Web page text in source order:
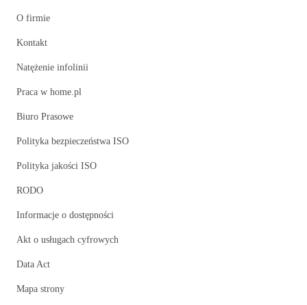
O firmie
Kontakt
Natężenie infolinii
Praca w home.pl
Biuro Prasowe
Polityka bezpieczeństwa ISO
Polityka jakości ISO
RODO
Informacje o dostępności
Akt o usługach cyfrowych
Data Act
Mapa strony